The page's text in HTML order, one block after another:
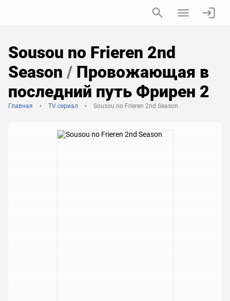
Sousou no Frieren 2nd
Season / Провожающая в
последний путь Фрирен 2
Главная TV сериал Sousou no Frieren 2nd Season